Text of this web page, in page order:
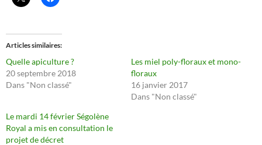
Articles similaires
Quelle apiculture ?
20 septembre 2018
Dans "Non classé"
Les miel poly-floraux et mono-
floraux
16 janvier 2017
Dans "Non classé"
Le mardi 14 février Ségolène
Royal a mis en consultation le
projet de décret